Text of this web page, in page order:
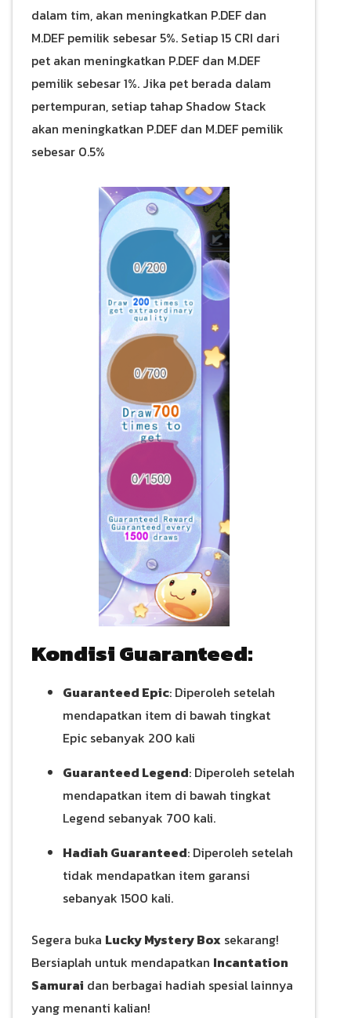
dalam tim, akan meningkatkan P.DEF dan
M.DEF pemilik sebesar 5%. Setiap 15 CRI dari
pet akan meningkatkan P.DEF dan M.DEF
pemilik sebesar 1%. Jika pet berada dalam
pertempuran, setiap tahap Shadow Stack
akan meningkatkan P.DEF dan M.DEF pemilik
sebesar 0.5%
Kondisi Guaranteed:
Guaranteed Epic: Diperoleh setelah
mendapatkan item di bawah tingkat
Epic sebanyak 200 kali
Guaranteed Legend: Diperoleh setelah
mendapatkan item di bawah tingkat
Legend sebanyak 700 kali.
Hadiah Guaranteed: Diperoleh setelah
tidak mendapatkan item garansi
sebanyak 1500 kali.
Segera buka Lucky Mystery Box sekarang!
Bersiaplah untuk mendapatkan Incantation
Samurai dan berbagai hadiah spesial lainnya
yang menanti kalian!